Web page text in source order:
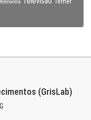
telenovela
(GrisLab)